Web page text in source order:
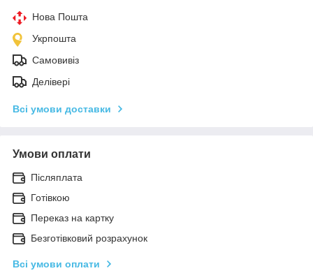
Нова Пошта
Укрпошта
Самовивіз
Делівері
Всі умови доставки
Умови оплати
Післяплата
Готівкою
Переказ на картку
Безготівковий розрахунок
Всі умови оплати